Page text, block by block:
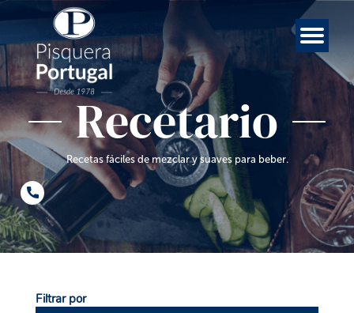
Esp
Recetario
Recetas fáciles de mezclar y suaves para beber.
Filtrar por